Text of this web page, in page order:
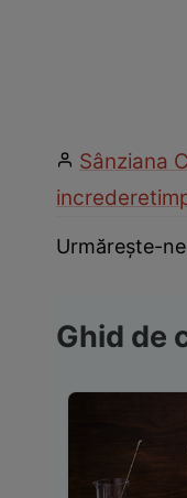
Sânziana
incredere
Urmărește-
Ghid de